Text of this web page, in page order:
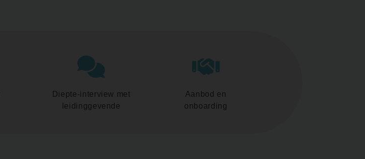
Diepte-interview met
leidinggevende
Aanbod en
onboarding